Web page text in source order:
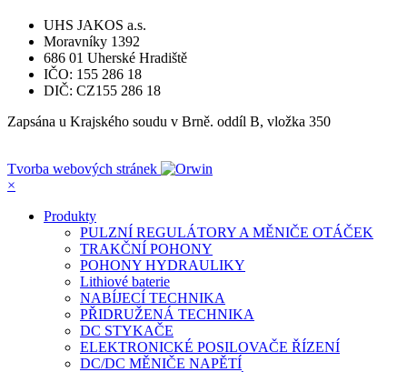
UHS JAKOS a.s.
Moravníky 1392
686 01 Uherské Hradiště
IČO: 155 286 18
DIČ: CZ155 286 18
Zapsána u Krajského soudu v Brně. oddíl B, vložka 350
Tvorba webových stránek
×
Produkty
PULZNÍ REGULÁTORY A MĚNIČE OTÁČEK
TRAKČNÍ POHONY
POHONY HYDRAULIKY
Lithiové baterie
NABÍJECÍ TECHNIKA
PŘIDRUŽENÁ TECHNIKA
DC STYKAČE
ELEKTRONICKÉ POSILOVAČE ŘÍZENÍ
DC/DC MĚNIČE NAPĚTÍ